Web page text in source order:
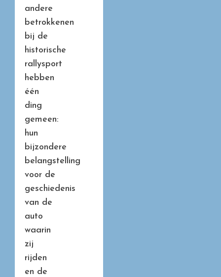
andere
betrokkenen
bij de
historische
rallysport
hebben
één
ding
gemeen:
hun
bijzondere
belangstelling
voor de
geschiedenis
van de
auto
waarin
zij
rijden
en de